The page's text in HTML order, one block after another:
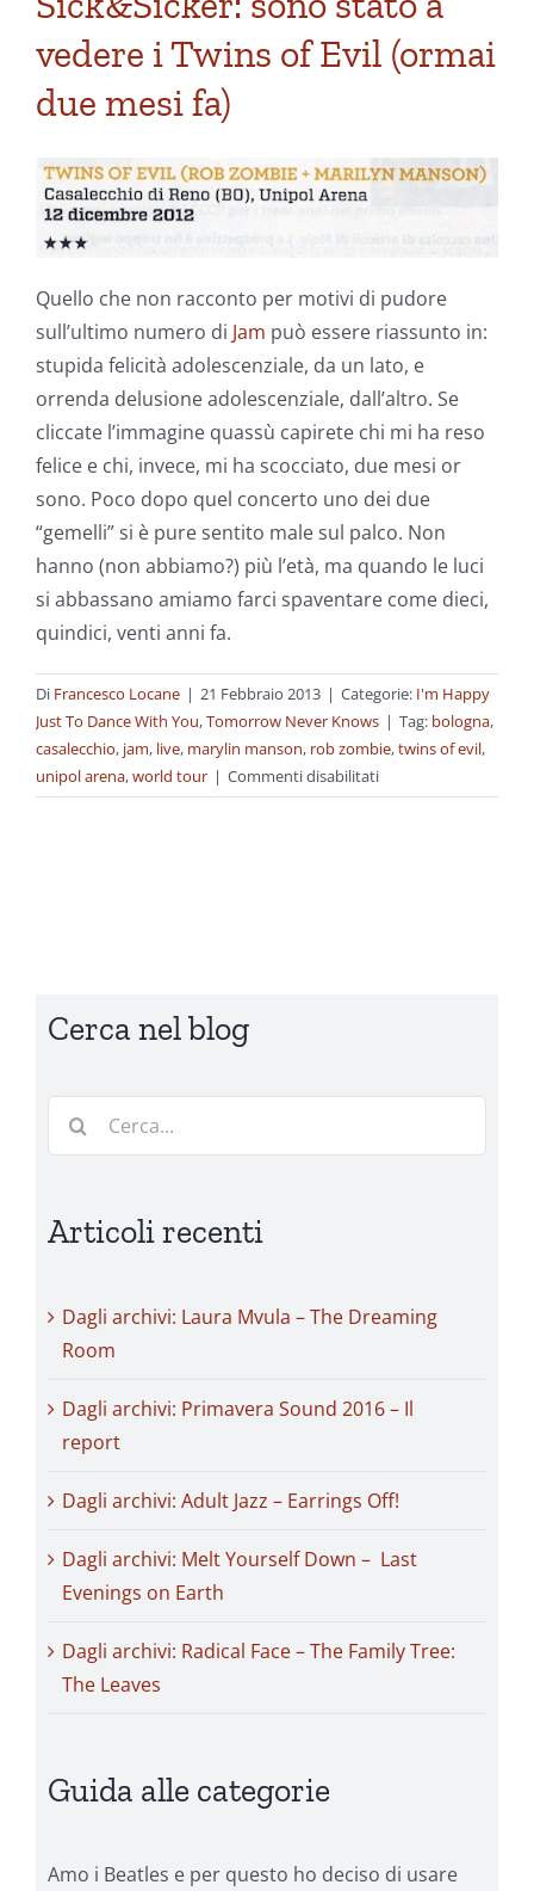
vedere i Twins of Evil (ormai
due mesi fa)
Quello che non racconto per motivi di pudore
sull’ultimo numero di Jam può essere riassunto in:
stupida felicità adolescenziale, da un lato, e
orrenda delusione adolescenziale, dall’altro. Se
cliccate l’immagine quassù capirete chi mi ha reso
felice e chi, invece, mi ha scocciato, due mesi or
sono. Poco dopo quel concerto uno dei due
“gemelli” si è pure sentito male sul palco. Non
hanno (non abbiamo?) più l’età, ma quando le luci
si abbassano amiamo farci spaventare come dieci,
quindici, venti anni fa.
Di Francesco Locane | 21 Febbraio 2013 | Categorie: I'm Happy
Just To Dance With You,Tomorrow Never Knows | Tag: bologna,
casalecchio, jam, live, marylin manson, rob zombie,twins of evil,
unipol arena,world tour | Commenti disabilitatisu
Sick&Sicker:
mesi
Cerca nel blog
Cerca
Articoli recenti
Dagli archivi: Laura Mvula – The Dreaming
Room
Dagli archivi: Primavera Sound 2016 – Il
report
Dagli archivi: Adult Jazz – Earrings Off!
Dagli archivi: Melt Yourself Down – Last
Evenings on Earth
Dagli archivi: Radical Face – The Family Tree:
The Leaves
Guida alle categorie
Amo i Beatles e per questo ho deciso di usare